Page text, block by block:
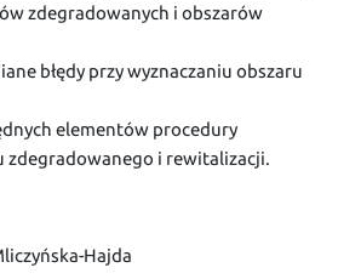
zdegradowanych i obszarów
błędy przy wyznaczaniu obszaru
elementów procedury
zdegradowanego i rewitalizacji.
Hajda